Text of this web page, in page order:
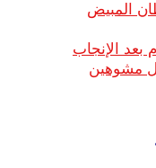
المبيض
بعد الإنجاب
مشوهين